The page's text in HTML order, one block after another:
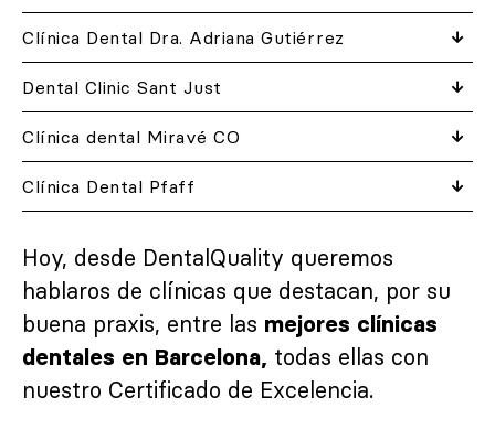
Clínica Dental Dra. Adriana Gutiérrez
Dental Clinic Sant Just
Clínica dental Miravé CO
Clínica Dental Pfaff
Hoy, desde DentalQuality queremos
hablaros de clínicas que destacan, por su
buena praxis, entre las mejores clínicas
dentales en Barcelona, todas ellas con
nuestro Certificado de Excelencia.